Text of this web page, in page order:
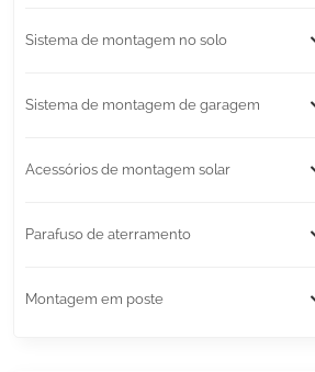
Sistema de montagem no solo
Sistema de montagem de garagem
Acessórios de montagem solar
Parafuso de aterramento
Montagem em poste